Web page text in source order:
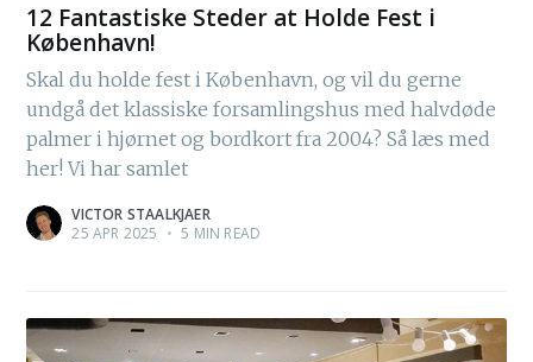
12 Fantastiske Steder at Holde Fest i
København!
Skal du holde fest i København, og vil du gerne
undgå det klassiske forsamlingshus med halvdøde
palmer i hjørnet og bordkort fra 2004? Så læs med
her! Vi har samlet
VICTOR STAALKJAER
25 APR 2025 • 5 MIN READ